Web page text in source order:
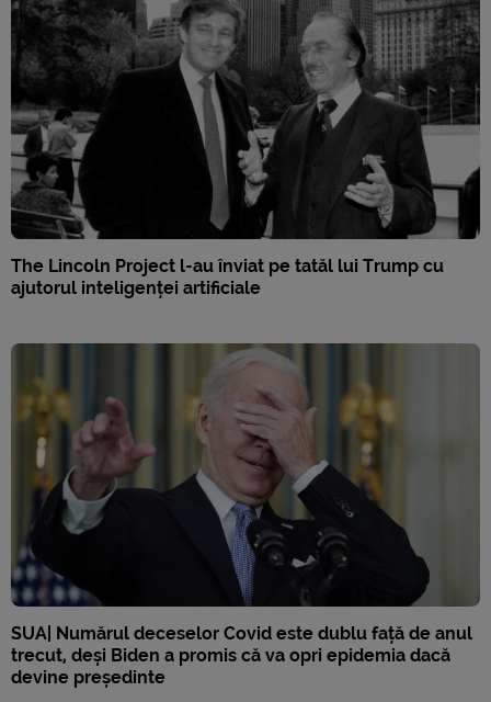
The Lincoln Project l-au înviat pe tatăl lui Trump cu
ajutorul inteligenței artificiale
SUA| Numărul deceselor Covid este dublu față de anul
trecut, deși Biden a promis că va opri epidemia dacă
devine președinte